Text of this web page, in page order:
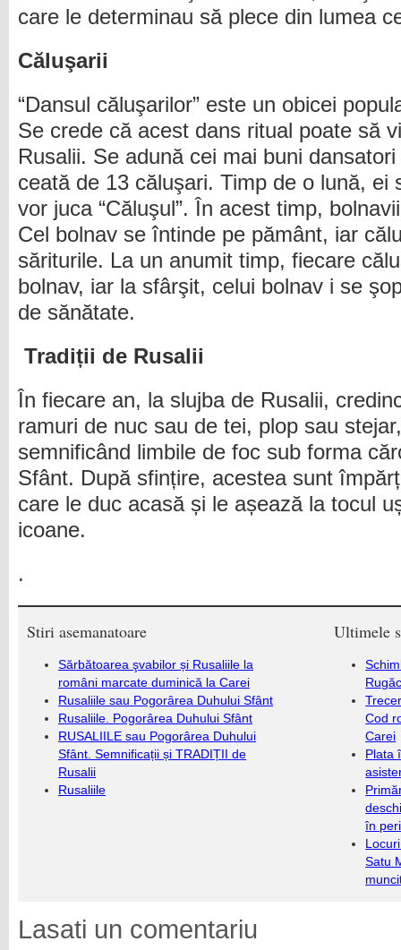
care le determinau să plece din lumea
Căluşarii
“Dansul căluşarilor” este un obicei
Se crede că acest dans ritual poate să
Rusalii. Se adună cei mai buni
ceată de 13 căluşari. Timp de o lună, ei
vor juca “Căluşul”. În acest timp,
Cel bolnav se întinde pe pământ, iar
săriturile. La un anumit timp, fiecare
bolnav, iar la sfârşit, celui bolnav i se
de sănătate.
Tradiții de Rusalii
În fiecare an, la slujba de Rusalii,
ramuri de nuc sau de tei, plop sau
semnificând limbile de foc sub forma
Sfânt. După sfințire, acestea sunt
care le duc acasă și le așează la tocul
icoane.
.
Stiri asemanatoare
Sărbătoarea şvabilor și Rusaliile la
români marcate duminică la Carei
Rusaliile sau Pogorârea Duhului Sfânt
Rusaliile. Pogorârea Duhului Sfânt
RUSALIILE sau Pogorârea Duhului
Sfânt. Semnificații și TRADIȚII de
Rusalii
Rusaliile
Ultimele
Cod
Carei
Plata
în
Satu
Lasati un comentariu